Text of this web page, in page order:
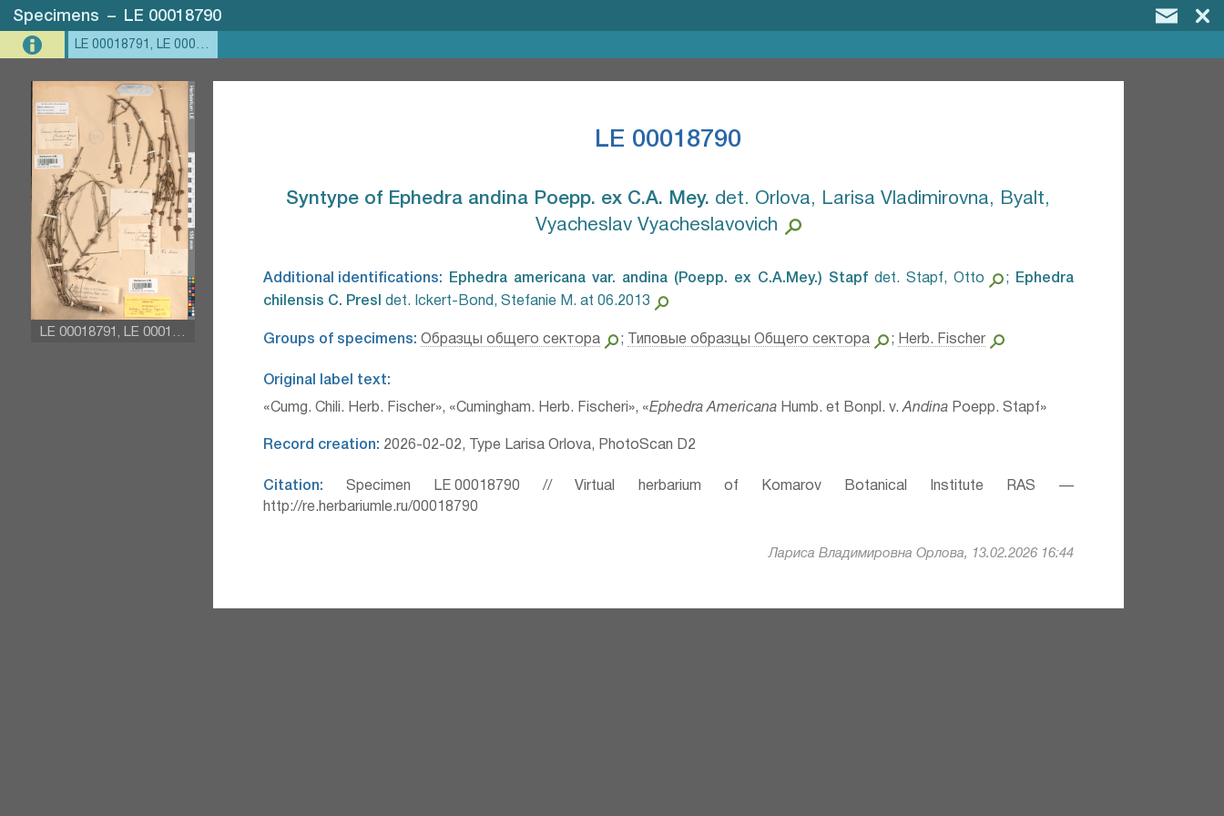
Specimens – LE 00018790
LE 00018791, LE 00018790
LE 00018791, LE 00018790
LE 00018790
Syntype of Ephedra andina Poepp. ex C.A. Mey.⁣ det. Orlova, Larisa Vladimirovna, Byalt,
Vyacheslav Vyacheslavovich
Additional identifications: Ephedra americana var. andina (Poepp. ex C.A.Mey.) Stapf⁣det. Stapf, Otto ;
Ephedra
chilensis C. Presl⁣
det. Ickert-Bond, Stefanie M. at 06.2013
Groups of specimens: Образцы общего сектора ; Типовые образцы Общего сектора ; Herb. Fischer
Original label text:
«Cumg. Chili. Herb. Fischer», «Cumingham. Herb. Fischeri», «Ephedra AmericanaHumb. et Bonpl. v.AndinaPoepp. Stapf»
Record creation: 2026-02-02, Type Larisa Orlova, PhotoScan D2
Citation: Specimen LE 00018790 // Virtual herbarium of Komarov Botanical Institute RAS —
http://re.herbariumle.ru/00018790
Лариса Владимировна Орлова, 13.02.2026 16:44